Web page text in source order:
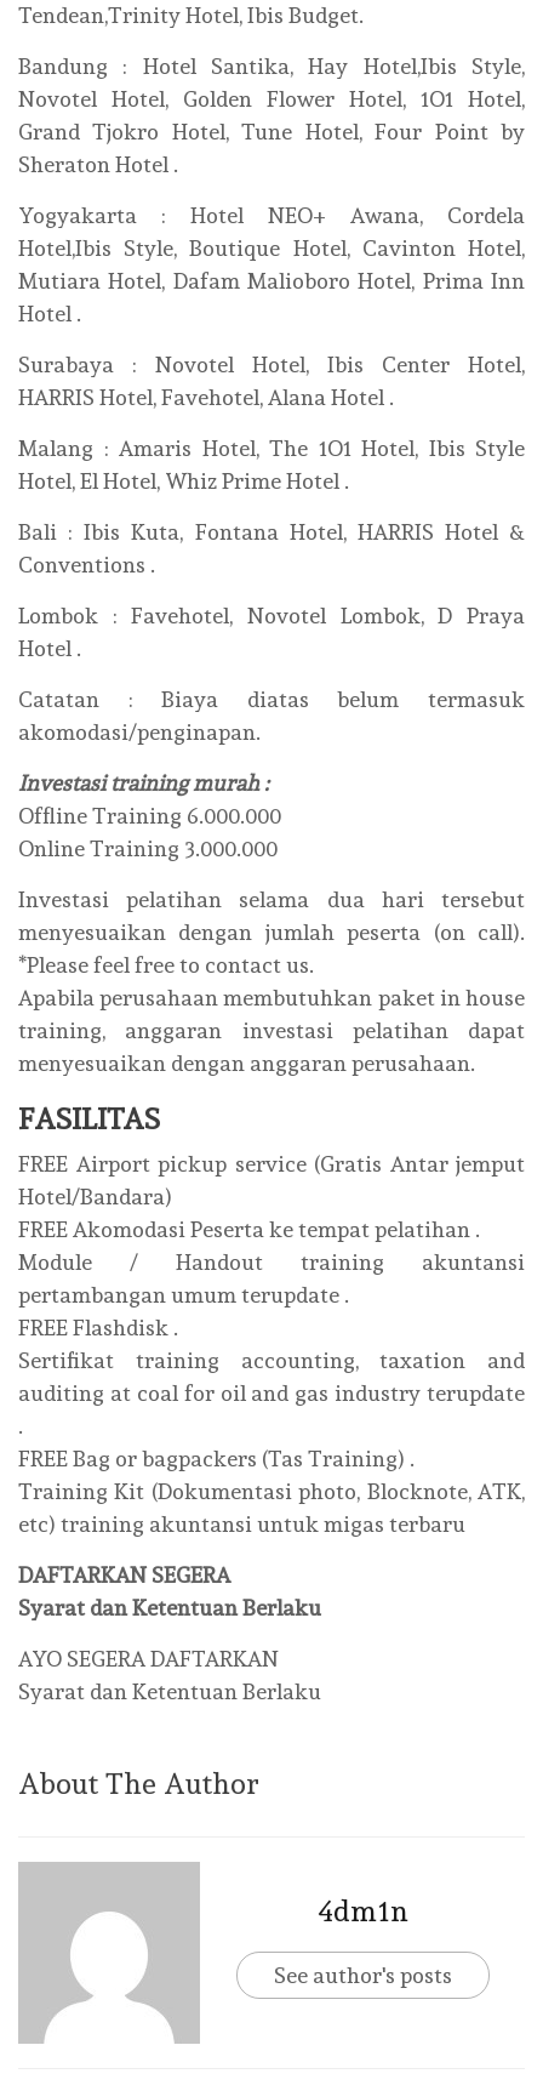
Tendean,Trinity Hotel, Ibis Budget.
Bandung : Hotel Santika, Hay Hotel,Ibis Style,
Novotel Hotel, Golden Flower Hotel, 1O1 Hotel,
Grand Tjokro Hotel, Tune Hotel, Four Point by
Sheraton Hotel .
Yogyakarta : Hotel NEO+ Awana, Cordela
Hotel,Ibis Style, Boutique Hotel, Cavinton Hotel,
Mutiara Hotel, Dafam Malioboro Hotel, Prima Inn
Hotel .
Surabaya : Novotel Hotel, Ibis Center Hotel,
HARRIS Hotel, Favehotel, Alana Hotel .
Malang : Amaris Hotel, The 1O1 Hotel, Ibis Style
Hotel, El Hotel, Whiz Prime Hotel .
Bali : Ibis Kuta, Fontana Hotel, HARRIS Hotel &
Conventions .
Lombok : Favehotel, Novotel Lombok, D Praya
Hotel .
Catatan : Biaya diatas belum termasuk
akomodasi/penginapan.
Investasi training murah :
Offline Training 6.000.000
Online Training 3.000.000
Investasi pelatihan selama dua hari tersebut
menyesuaikan dengan jumlah peserta (on call).
*Please feel free to contact us.
Apabila perusahaan membutuhkan paket in house
training, anggaran investasi pelatihan dapat
menyesuaikan dengan anggaran perusahaan.
FASILITAS
FREE Airport pickup service (Gratis Antar jemput
Hotel/Bandara)
FREE Akomodasi Peserta ke tempat pelatihan .
Module / Handout training akuntansi
pertambangan umum terupdate .
FREE Flashdisk .
Sertifikat training accounting, taxation and
auditing at coal for oil and gas industry terupdate
.
FREE Bag or bagpackers (Tas Training) .
Training Kit (Dokumentasi photo, Blocknote, ATK,
etc) training akuntansi untuk migas terbaru
DAFTARKAN SEGERA
Syarat dan Ketentuan Berlaku
AYO SEGERA DAFTARKAN
Syarat dan Ketentuan Berlaku
About The Author
4dm1n
See author's posts